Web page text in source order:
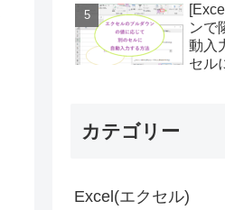
ンで
動入
セル
カテゴリー
Excel(エクセル)